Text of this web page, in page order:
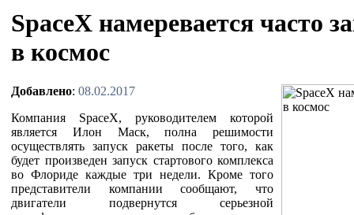
SpaceX намеревается часто
в космос
Добавлено: 08.02.2017
Компания SpaceX, руководителем которой
является Илон Маск, полна решимости
осуществлять запуск ракеты после того, как
будет произведен запуск стартового комплекса
во Флориде каждые три недели. Кроме того
представители компании сообщают, что
двигатели подвернутся серьезной